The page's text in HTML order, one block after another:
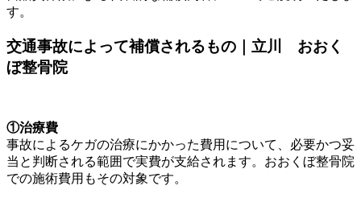
す。
交通事故によって補償されるもの｜立川 おおく
ぼ整骨院
①治療費
事故によるケガの治療にかかった費用について、必要かつ妥
当と判断される範囲で実費が支給されます。おおくぼ整骨院
での施術費用もその対象です。